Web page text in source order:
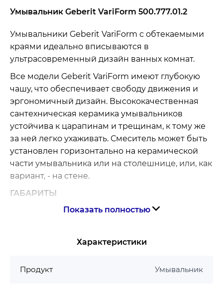
Умывальник Geberit VariForm 500.777.01.2
Умывальники Geberit VariForm с обтекаемыми
краями идеально вписываются в
ультрасовременный дизайн ванных комнат.
Все модели Geberit VariForm имеют глубокую
чашу, что обеспечивает свободу движения и
эргономичный дизайн. Высококачественная
сантехническая керамика умывальников
устойчива к царапинам и трещинам, к тому же
за ней легко ухаживать. Смеситель может быть
установлен горизонтально на керамической
части умывальника или на столешнице, или, как
вариант, - на стене.
ГАБАРИТЫ
Ширина, см 60Показать полностью
Характеристики
Продукт Умывальник